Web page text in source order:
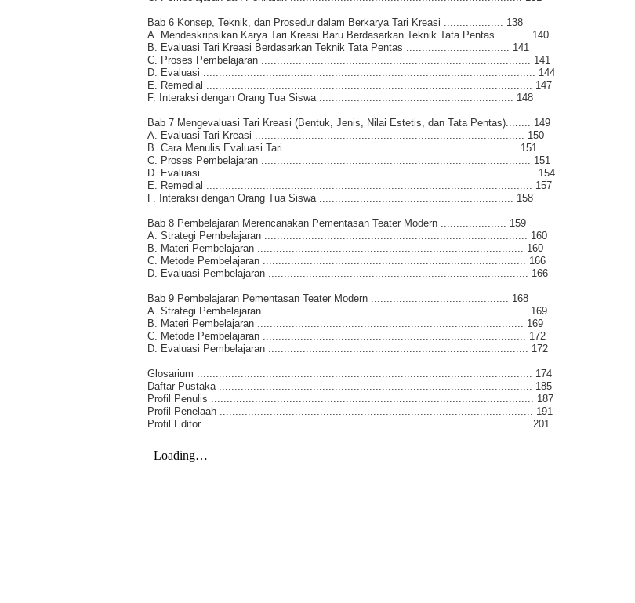
Bab 6 Konsep, Teknik, dan Prosedur dalam Berkarya Tari Kreasi ................... 138
A. Mendeskripsikan Karya Tari Kreasi Baru Berdasarkan Teknik Tata Pentas .......... 140
B. Evaluasi Tari Kreasi Berdasarkan Teknik Tata Pentas ................................. 141
C. Proses Pembelajaran ...................................................................................... 141
D. Evaluasi .......................................................................................................... 144
E. Remedial ........................................................................................................ 147
F. Interaksi dengan Orang Tua Siswa .............................................................. 148
Bab 7 Mengevaluasi Tari Kreasi (Bentuk, Jenis, Nilai Estetis, dan Tata Pentas)........ 149
A. Evaluasi Tari Kreasi ...................................................................................... 150
B. Cara Menulis Evaluasi Tari .......................................................................... 151
C. Proses Pembelajaran ...................................................................................... 151
D. Evaluasi .......................................................................................................... 154
E. Remedial ........................................................................................................ 157
F. Interaksi dengan Orang Tua Siswa .............................................................. 158
Bab 8 Pembelajaran Merencanakan Pementasan Teater Modern ..................... 159
A. Strategi Pembelajaran .................................................................................... 160
B. Materi Pembelajaran ..................................................................................... 160
C. Metode Pembelajaran .................................................................................... 166
D. Evaluasi Pembelajaran ................................................................................... 166
Bab 9 Pembelajaran Pementasan Teater Modern ............................................ 168
A. Strategi Pembelajaran .................................................................................... 169
B. Materi Pembelajaran ..................................................................................... 169
C. Metode Pembelajaran .................................................................................... 172
D. Evaluasi Pembelajaran ................................................................................... 172
Glosarium ........................................................................................................... 174
Daftar Pustaka .................................................................................................... 185
Profil Penulis ....................................................................................................... 187
Profil Penelaah .................................................................................................... 191
Profil Editor ........................................................................................................ 201